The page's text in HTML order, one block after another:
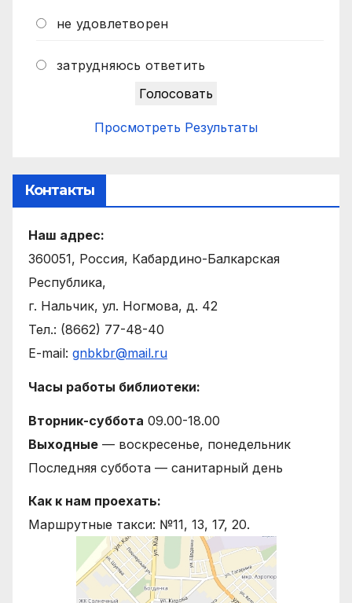
не удовлетворен
затрудняюсь ответить
Просмотреть Результаты
Контакты
Наш адрес:
360051, Россия, Кабардино-Балкарская
Республика,
г. Нальчик, ул. Ногмова, д. 42
Тел.: (8662) 77-48-40
E-mail: gnbkbr@mail.ru
Часы работы библиотеки:
Вторник-суббота 09.00-18.00
Выходные — воскресенье, понедельник
Последняя суббота — санитарный день
Как к нам проехать:
Маршрутные такси: №11, 13, 17, 20.